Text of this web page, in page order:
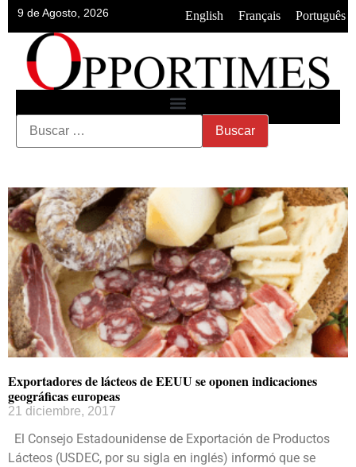
9 de Agosto, 2026 English Français Português
Exportadores de lácteos de EEUU se oponen indicaciones
geográficas europeas
21 diciembre, 2017
El Consejo Estadounidense de Exportación de Productos
Lácteos (USDEC, por su sigla en inglés) informó que se